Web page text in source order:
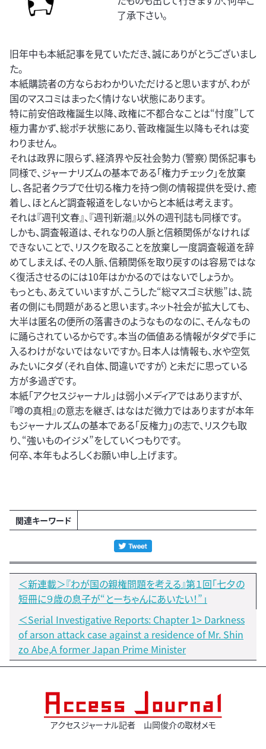
了承下さい。
旧年中も本紙記事を見ていただき、誠にありがとうございまし
た。
本紙購読者の方ならおわかりいただけると思いますが、わが
国のマスコミはまったく情けない状態にあります。
特に前安倍政権誕生以降、政権に不都合なことは“忖度”して
極力書かず、総ポチ状態にあり、菅政権誕生以降もそれは変
わりません。
それは政界に限らず、経済界や反社会勢力（警察）関係記事も
同様で、ジャーナリズムの基本である「権力チェック」を放棄
し、各記者クラブで仕切る権力を持つ側の情報提供を受け、癒
着し、ほとんど調査報道をしないからと本紙は考えます。
それは『週刊文春』、『週刊新潮』以外の週刊誌も同様です。
しかも、調査報道は、それなりの人脈と信頼関係がなければ
できないことで、リスクを取ることを放棄し一度調査報道を辞
めてしまえば、その人脈、信頼関係を取り戻すのは容易ではな
く復活させるのには10年はかかるのではないでしょうか。
もっとも、あえていいますが、こうした“総マスゴミ状態”は、読
者の側にも問題があると思います。ネット社会が拡大しても、
大半は匿名の便所の落書きのようなものなのに、そんなもの
に踊らされているからです。本当の価値ある情報がタダで手に
入るわけがないではないですか。日本人は情報も、水や空気
みたいにタダ（それ自体、間違いですが）と未だに思っている
方が多過ぎです。
本紙「アクセスジャーナル」は弱小メディアではありますが、
『噂の真相』の意志を継ぎ、はなはだ微力ではありますが本年
もジャーナルズムの基本である「反権力」の志で、リスクも取
り、“強いものイジメ”をしていくつもりです。
何卒、本年もよろしくお願い申し上げます。
関連キーワード
＜新連載＞『わが国の親権問題を考える』第１回「七夕の
短冊に９歳の息子が“とーちゃんにあいたい！”」
＜Serial Investigative Reports: Chapter 1> Darkness
of arson attack case against a residence of Mr. Shin
zo Abe,A former Japan Prime Minister
アクセスジャーナル記者 山岡俊介の取材メモ